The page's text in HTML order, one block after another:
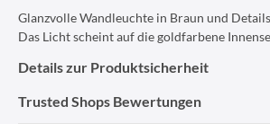
Glanzvolle Wandleuchte in Braun und
Das Licht scheint auf die goldfarbene
Details zur Produktsicherheit
Trusted Shops Bewertungen